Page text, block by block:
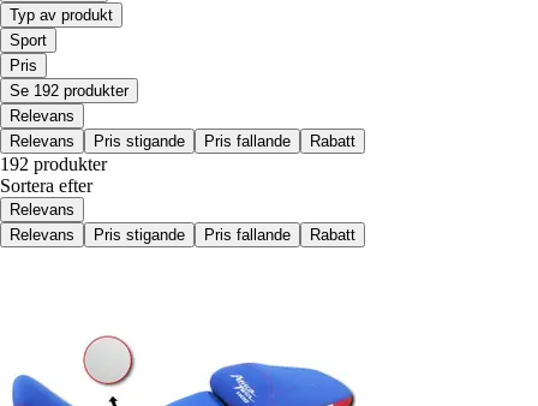
Typ av produkt
Sport
Pris
Se 192 produkter
Relevans
Relevans
Pris stigande Pris fallande Rabatt
192 produkter
Sortera efter
Relevans
Relevans
Pris stigande Pris fallande Rabatt